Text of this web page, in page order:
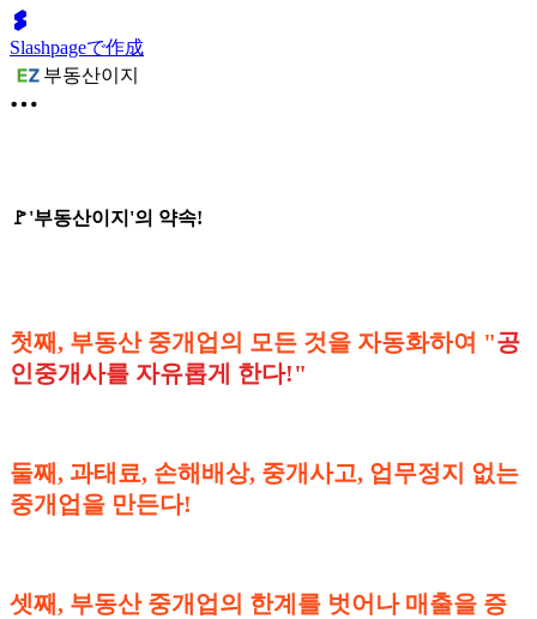
Slashpageで作成
부동산이지
🚩'부동산이지'의 약속!
첫째, 부동산 중개업의 모든 것을 자동화하여 "공
인중개사를 자유롭게 한다!"
둘째, 과태료, 손해배상, 중개사고, 업무정지 없는
중개업을 만든다!
셋째, 부동산 중개업의 한계를 벗어나 매출을 증